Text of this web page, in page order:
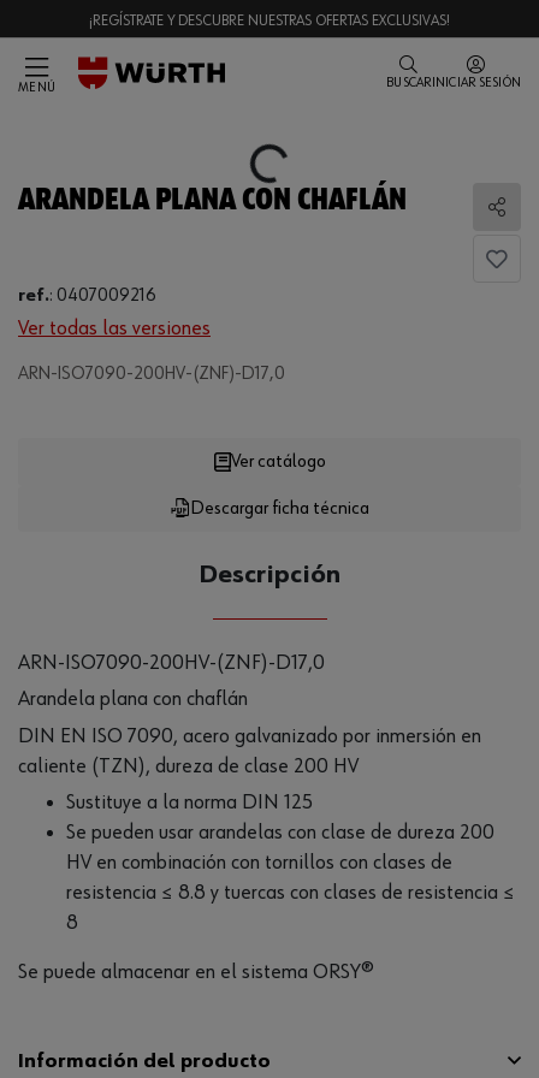
¡REGÍSTRATE Y DESCUBRE NUESTRAS OFERTAS EXCLUSIVAS!
MENÚ BUSCAR INICIAR SESIÓN
Loading...
ARANDELA PLANA CON CHAFLÁN
ref.: 0407009216
Ver todas las versiones
ARN-ISO7090-200HV-(ZNF)-D17,0
Loading...
Descargar ficha técnica
Ver catálogo
Descripción
ARN-ISO7090-200HV-(ZNF)-D17,0
Arandela plana con chaflán
DIN EN ISO 7090, acero galvanizado por inmersión en
caliente (TZN), dureza de clase 200 HV
Sustituye a la norma DIN 125
Se pueden usar arandelas con clase de dureza 200
HV en combinación con tornillos con clases de
resistencia ≤ 8.8 y tuercas con clases de resistencia ≤
8
Se puede almacenar en el sistema ORSY®
Información del producto